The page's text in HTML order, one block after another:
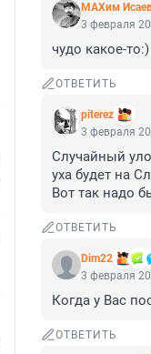
МАХим
3 февраля
чудо какое-то:)
ОТВЕТИТЬ
piterez
3 февраля
Случайный
уха будет на
Вот так надо
ОТВЕТИТЬ
Dim22
3 февраля
Когда у Вас
ОТВЕТИТЬ